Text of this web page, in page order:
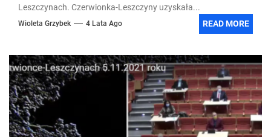
Leszczynach. Czerwionka-Leszczyny uzyskała...
Wioleta Grzybek 4 Lata Ago READ MORE